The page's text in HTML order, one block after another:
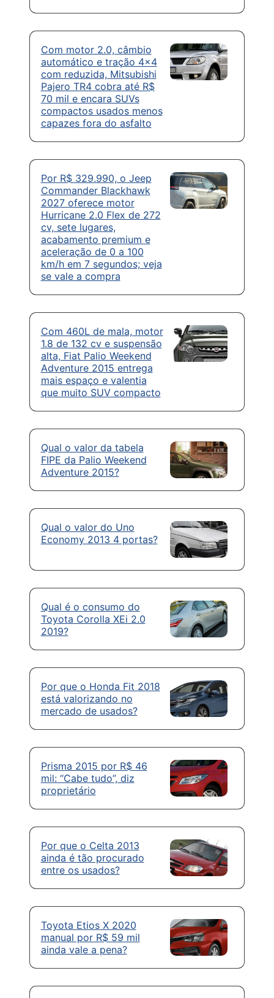
Com motor 2.0, câmbio
automático e tração 4×4
com reduzida, Mitsubishi
Pajero TR4 cobra até R$
70 mil e encara SUVs
compactos usados menos
capazes fora do asfalto
Por R$ 329.990, o Jeep
Commander Blackhawk
2027 oferece motor
Hurricane 2.0 Flex de 272
cv, sete lugares,
acabamento premium e
aceleração de 0 a 100
km/h em 7 segundos; veja
se vale a compra
Com 460L de mala, motor
1.8 de 132 cv e suspensão
alta, Fiat Palio Weekend
Adventure 2015 entrega
mais espaço e valentia
que muito SUV compacto
Qual o valor da tabela
FIPE da Palio Weekend
Adventure 2015?
Qual o valor do Uno
Economy 2013 4 portas?
Qual é o consumo do
Toyota Corolla XEi 2.0
2019?
Por que o Honda Fit 2018
está valorizando no
mercado de usados?
Prisma 2015 por R$ 46
mil: “Cabe tudo”, diz
proprietário
Por que o Celta 2013
ainda é tão procurado
entre os usados?
Toyota Etios X 2020
manual por R$ 59 mil
ainda vale a pena?